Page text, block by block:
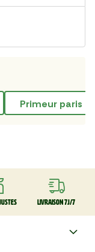
primeur paris 15
Livraison 7J/7